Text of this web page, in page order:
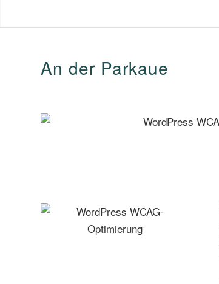
An der Parkaue